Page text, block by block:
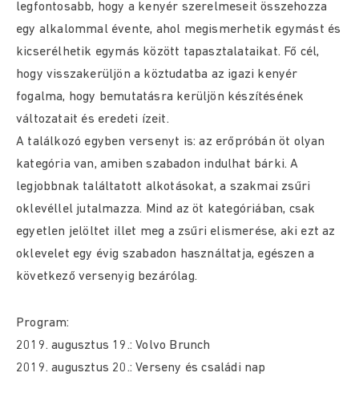
legfontosabb, hogy a kenyér szerelmeseit összehozza
egy alkalommal évente, ahol megismerhetik egymást és
kicserélhetik egymás között tapasztalataikat. Fő cél,
hogy visszakerüljön a köztudatba az igazi kenyér
fogalma, hogy bemutatásra kerüljön készítésének
változatait és eredeti ízeit.
A találkozó egyben versenyt is: az erőpróbán öt olyan
kategória van, amiben szabadon indulhat bárki. A
legjobbnak találtatott alkotásokat, a szakmai zsűri
oklevéllel jutalmazza. Mind az öt kategóriában, csak
egyetlen jelöltet illet meg a zsűri elismerése, aki ezt az
oklevelet egy évig szabadon használtatja, egészen a
következő versenyig bezárólag.
Program:
2019. augusztus 19.: Volvo Brunch
2019. augusztus 20.: Verseny és családi nap